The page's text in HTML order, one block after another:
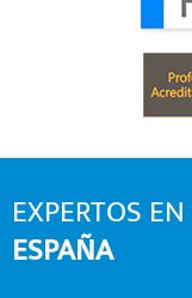
EXPERTOS EN
ESPAÑA